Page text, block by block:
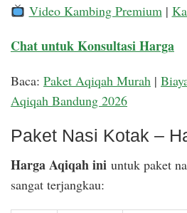
Video Kambing Premium|
Chat untuk Konsultasi Harga
Baca: Paket Aqiqah Murah |
Aqiqah Bandung 2026
Paket Nasi Kotak –
Harga Aqiqah ini untuk paket
sangat terjangkau: